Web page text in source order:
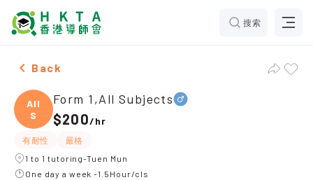
搜索
Male Form 1,All Subjects，Tuen Mun Tuition
Back
All
S
Form 1,All Subjects
$200/hr
有耐性
嚴格
1 to 1 tutoring-Tuen Mun
One day a week -1.5Hour/cls